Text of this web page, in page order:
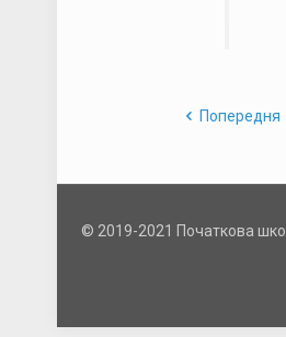
Попередня
© 2019-2021 Початкова